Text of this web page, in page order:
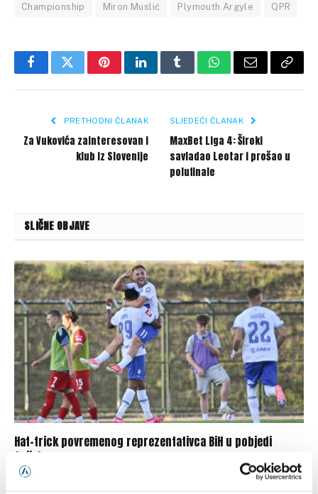
Championship Miron Muslić Plymouth Argyle QPR
FacebookTwitterPinterestLinkedInTumblrWhatsApp
Email Copy
PRETHODNI ČLANAK
Za Vukovića zainteresovan i
klub iz Slovenije
SLJEDEĆI ČLANAK
MaxBet Liga 4: Široki
savladao Leotar i prošao u
polufinale
SLIČNE OBJAVE
Hat-trick povremenog reprezentativca BiH u pobjedi
Osijeka
08/08/2026